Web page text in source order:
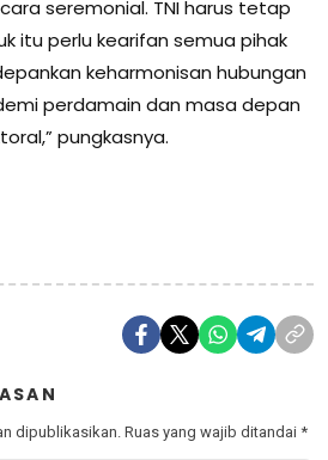
seremonial. TNI harus tetap
itu perlu kearifan semua pihak
keharmonisan hubungan
perdamain dan masa depan
pungkasnya.
dipublikasikan. Ruas yang wajib ditandai *